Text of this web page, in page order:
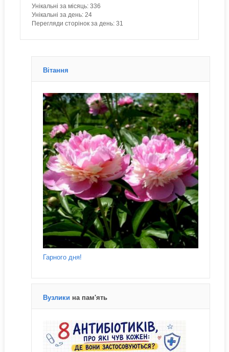
Унікальні за місяць: 336
Унікальні за день: 24
Перегляди сторінок за день: 31
Вітання
Гарного дня!
Вузлики на пам'ять